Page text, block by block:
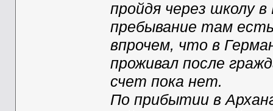
пройдя через школу
пребывание там
впрочем, что в
проживал после
счет пока нет.
По прибытии в